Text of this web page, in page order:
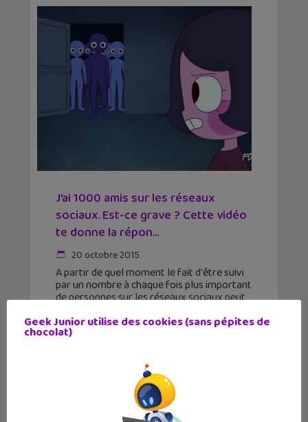
J’ai 1000 amis sur les réseaux
sociaux. Est-ce grave ? Cette vidéo
te donne la répon...
20 octobre 2015
A partir de quel moment le fait d'être suivi
par un nombre à chaque fois plus important
de personnes sur les réseaux sociaux peut
réfléchir. Accroc aux réseaux
Geek Junior utilise des cookies (sans pépites de
chocolat)